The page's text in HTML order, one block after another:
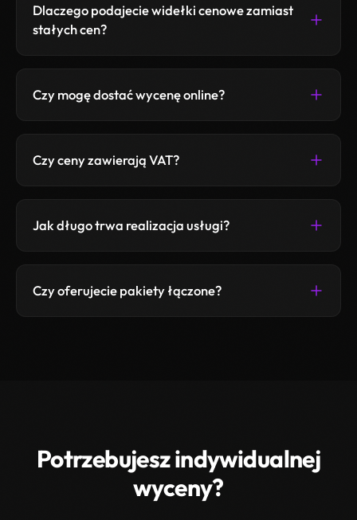
Dlaczego podajecie widełki cenowe zamiast
stałych cen?
Czy mogę dostać wycenę online?
Czy ceny zawierają VAT?
Jak długo trwa realizacja usługi?
Czy oferujecie pakiety łączone?
Potrzebujesz indywidualnej
wyceny?